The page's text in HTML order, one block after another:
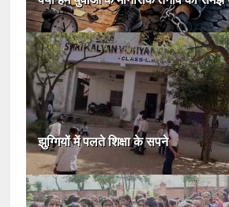
झुग्गियों में पलते शिक्षा के सपने